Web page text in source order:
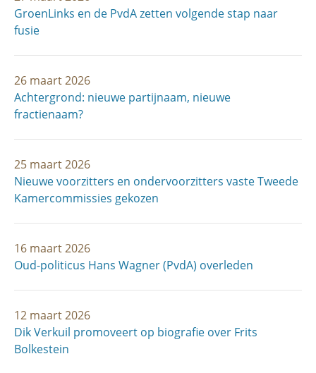
GroenLinks en de PvdA zetten volgende stap naar
fusie
26 maart 2026
Achtergrond: nieuwe partijnaam, nieuwe
fractienaam?
25 maart 2026
Nieuwe voorzitters en ondervoorzitters vaste Tweede
Kamercommissies gekozen
16 maart 2026
Oud-politicus Hans Wagner (PvdA) overleden
12 maart 2026
Dik Verkuil promoveert op biografie over Frits
Bolkestein